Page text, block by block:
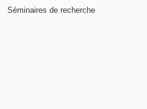
Séminaires de recherche